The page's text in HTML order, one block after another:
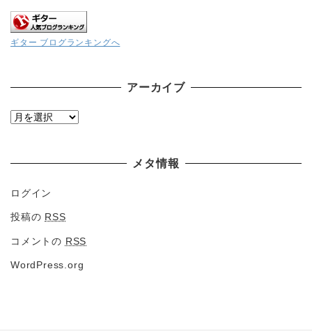
ギター ブログランキングへ
アーカイブ
ア
ブ
メタ情報
ログイン
投稿の RSS
コメントの RSS
WordPress.org